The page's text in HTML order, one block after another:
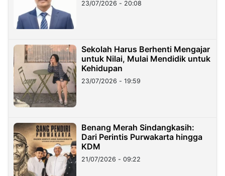
23/07/2026 - 20:08
Sekolah Harus Berhenti Mengajar
untuk Nilai, Mulai Mendidik untuk
Kehidupan
23/07/2026 - 19:59
Benang Merah Sindangkasih:
Dari Perintis Purwakarta hingga
KDM
21/07/2026 - 09:22